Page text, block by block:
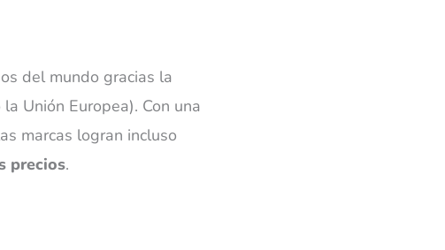
del mundo gracias la
Unión Europea). Con una
marcas logran incluso
precios.